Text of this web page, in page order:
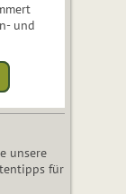
und
unsere
für